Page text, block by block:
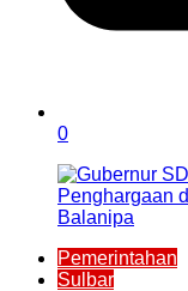
0
Pemerintahan
Sulbar